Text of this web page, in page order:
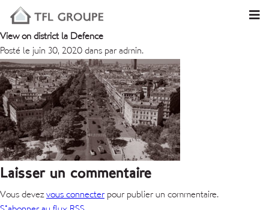
View on district la Defence
Posté le juin 30, 2020 dans par admin.
Laisser un commentaire
Vous devez vous connecterpour publier un commentaire.